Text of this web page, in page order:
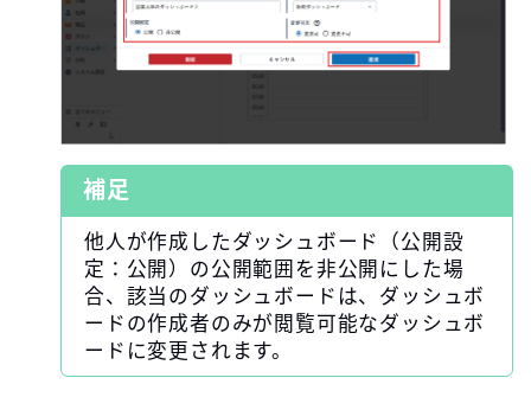
補足
他人が作成したダッシュボード（公開設
定：公開）の公開範囲を非公開にした場
合、該当のダッシュボードは、ダッシュボ
ードの作成者のみが閲覧可能なダッシュボ
ードに変更されます。